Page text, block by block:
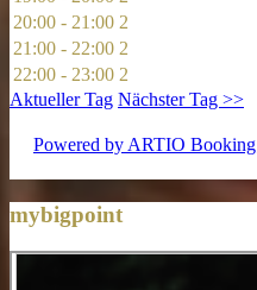
20:00 - 21:00 2
21:00 - 22:00 2
22:00 - 23:00 2
Aktueller Tag Nächster Tag >>
Powered by ARTIO
mybigpoint